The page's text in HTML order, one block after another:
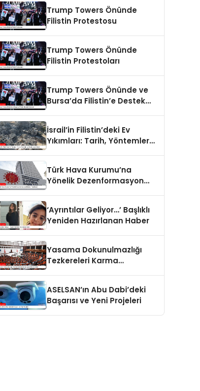
Trump Towers Önünde
Filistin Protestosu
Trump Towers Önünde
Filistin Protestoları
Trump Towers Önünde ve
Bursa’da Filistin’e Destek
İsrail’in Filistin’deki Ev
Yıkımları: Tarih, Yöntemler
Türk Hava Kurumu’na
Yönelik Dezenformasyon
‘Ayrıntılar Geliyor…’ Başlıklı
Yeniden Hazırlanan Haber
Yasama Dokunulmazlığı
Tezkereleri Karma
ASELSAN’ın Abu Dabi’deki
Başarısı ve Yeni Projeleri